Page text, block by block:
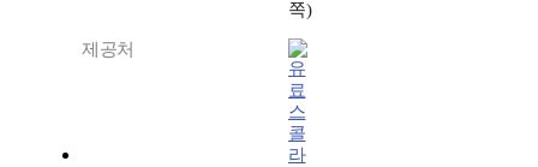
쪽)
제공처
스
콜
라